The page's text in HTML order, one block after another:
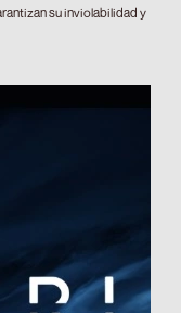
su inviolabilidad y